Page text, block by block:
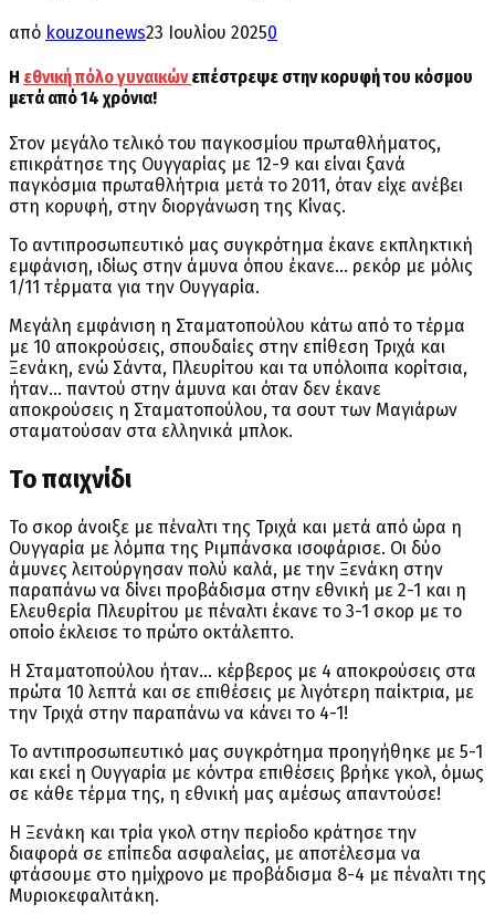
από kouzounews23 Ιουλίου 20250
Η εθνική πόλο γυναικώνεπέστρεψε στην κορυφή του κόσμου
μετά από 14 χρόνια!
Στον μεγάλο τελικό του παγκοσμίου πρωταθλήματος,
επικράτησε της Ουγγαρίας με 12-9 και είναι ξανά
παγκόσμια πρωταθλήτρια μετά το 2011, όταν είχε ανέβει
στη κορυφή, στην διοργάνωση της Κίνας.
Το αντιπροσωπευτικό μας συγκρότημα έκανε εκπληκτική
εμφάνιση, ιδίως στην άμυνα όπου έκανε… ρεκόρ με μόλις
1/11 τέρματα για την Ουγγαρία.
Μεγάλη εμφάνιση η Σταματοπούλου κάτω από το τέρμα
με 10 αποκρούσεις, σπουδαίες στην επίθεση Τριχά και
Ξενάκη, ενώ Σάντα, Πλευρίτου και τα υπόλοιπα κορίτσια,
ήταν… παντού στην άμυνα και όταν δεν έκανε
αποκρούσεις η Σταματοπούλου, τα σουτ των Μαγιάρων
σταματούσαν στα ελληνικά μπλοκ.
Το παιχνίδι
Το σκορ άνοιξε με πέναλτι της Τριχά και μετά από ώρα η
Ουγγαρία με λόμπα της Ριμπάνσκα ισοφάρισε. Οι δύο
άμυνες λειτούργησαν πολύ καλά, με την Ξενάκη στην
παραπάνω να δίνει προβάδισμα στην εθνική με 2-1 και η
Ελευθερία Πλευρίτου με πέναλτι έκανε το 3-1 σκορ με το
οποίο έκλεισε το πρώτο οκτάλεπτο.
Η Σταματοπούλου ήταν… κέρβερος με 4 αποκρούσεις στα
πρώτα 10 λεπτά και σε επιθέσεις με λιγότερη παίκτρια, με
την Τριχά στην παραπάνω να κάνει το 4-1!
Το αντιπροσωπευτικό μας συγκρότημα προηγήθηκε με 5-1
και εκεί η Ουγγαρία με κόντρα επιθέσεις βρήκε γκολ, όμως
σε κάθε τέρμα της, η εθνική μας αμέσως απαντούσε!
Η Ξενάκη και τρία γκολ στην περίοδο κράτησε την
διαφορά σε επίπεδα ασφαλείας, με αποτέλεσμα να
φτάσουμε στο ημίχρονο με προβάδισμα 8-4 με πέναλτι της
Μυριοκεφαλιτάκη.